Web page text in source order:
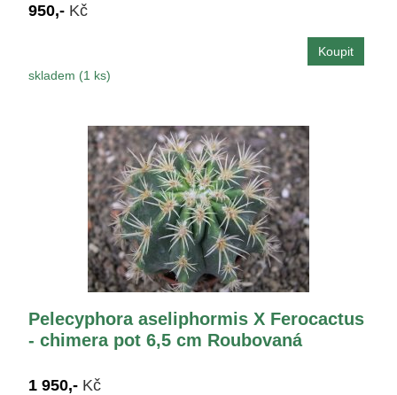
950,- Kč
skladem (1 ks)
Pelecyphora aseliphormis X Ferocactus
- chimera pot 6,5 cm Roubovaná
1 950,- Kč